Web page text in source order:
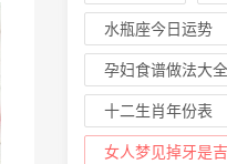
水瓶座今日运势
孕妇食谱做法大全
十二生肖年份表
女人梦见掉牙是